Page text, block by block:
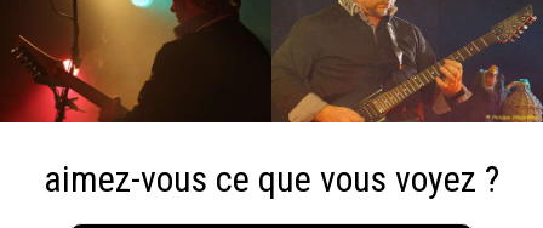
aimez-vous ce que vous voyez ?